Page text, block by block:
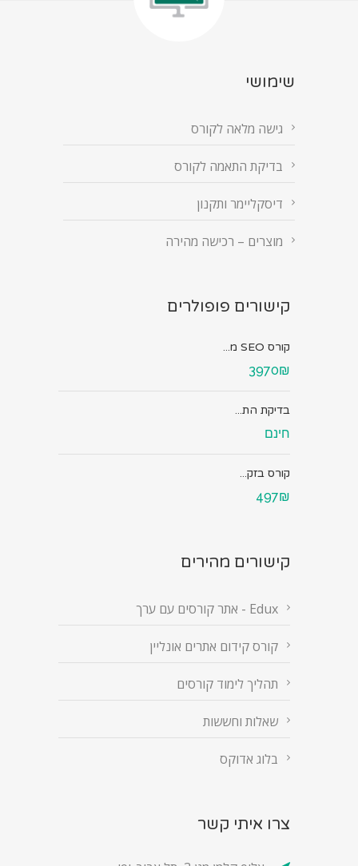
שימושי
גישה מלאה לקורס
בדיקת התאמה לקורס
דיסקליימר ותקנון
מוצרים – רכישה מהירה
קישורים פופולרים
קורס SEO מ...
3970₪
בדיקת הת...
חינם
קורס בזק...
497₪
קישורים מהירים
Edux - אתר קורסים עם ערך
קורס קידום אתרים אונליין
תהליך לימוד קורסים
שאלות וחששות
בלוג אדוקס
צרו איתי קשר